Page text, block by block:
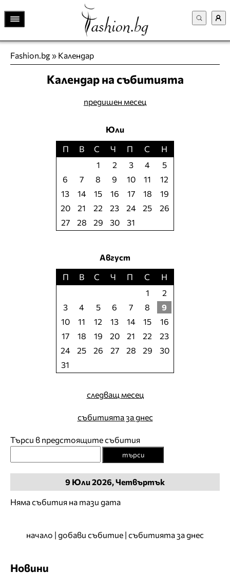
Fashion.bg» Календар
Календар на събитията
предишен месец
Юли
П
В С Ч П С
Н
1
2 3 4
5
6
7 8 9 10 11
12
13
14 15 16 17 18
19
20
21 22 23 24 25
26
27
28 29 30 31
Август
П
В С Ч П С
Н
1
2
3
4 5 6 7 8
9
10
11 12 13 14 15
16
17
18 19 20 21 22
23
24
25 26 27 28 29
30
31
следващ месец
събитията за днес
Търси в предстоящите събития
търси
9 Юли2026, Четвъртък
Няма събития на тази дата
начало | добави събитие | събитията за днес
Новини